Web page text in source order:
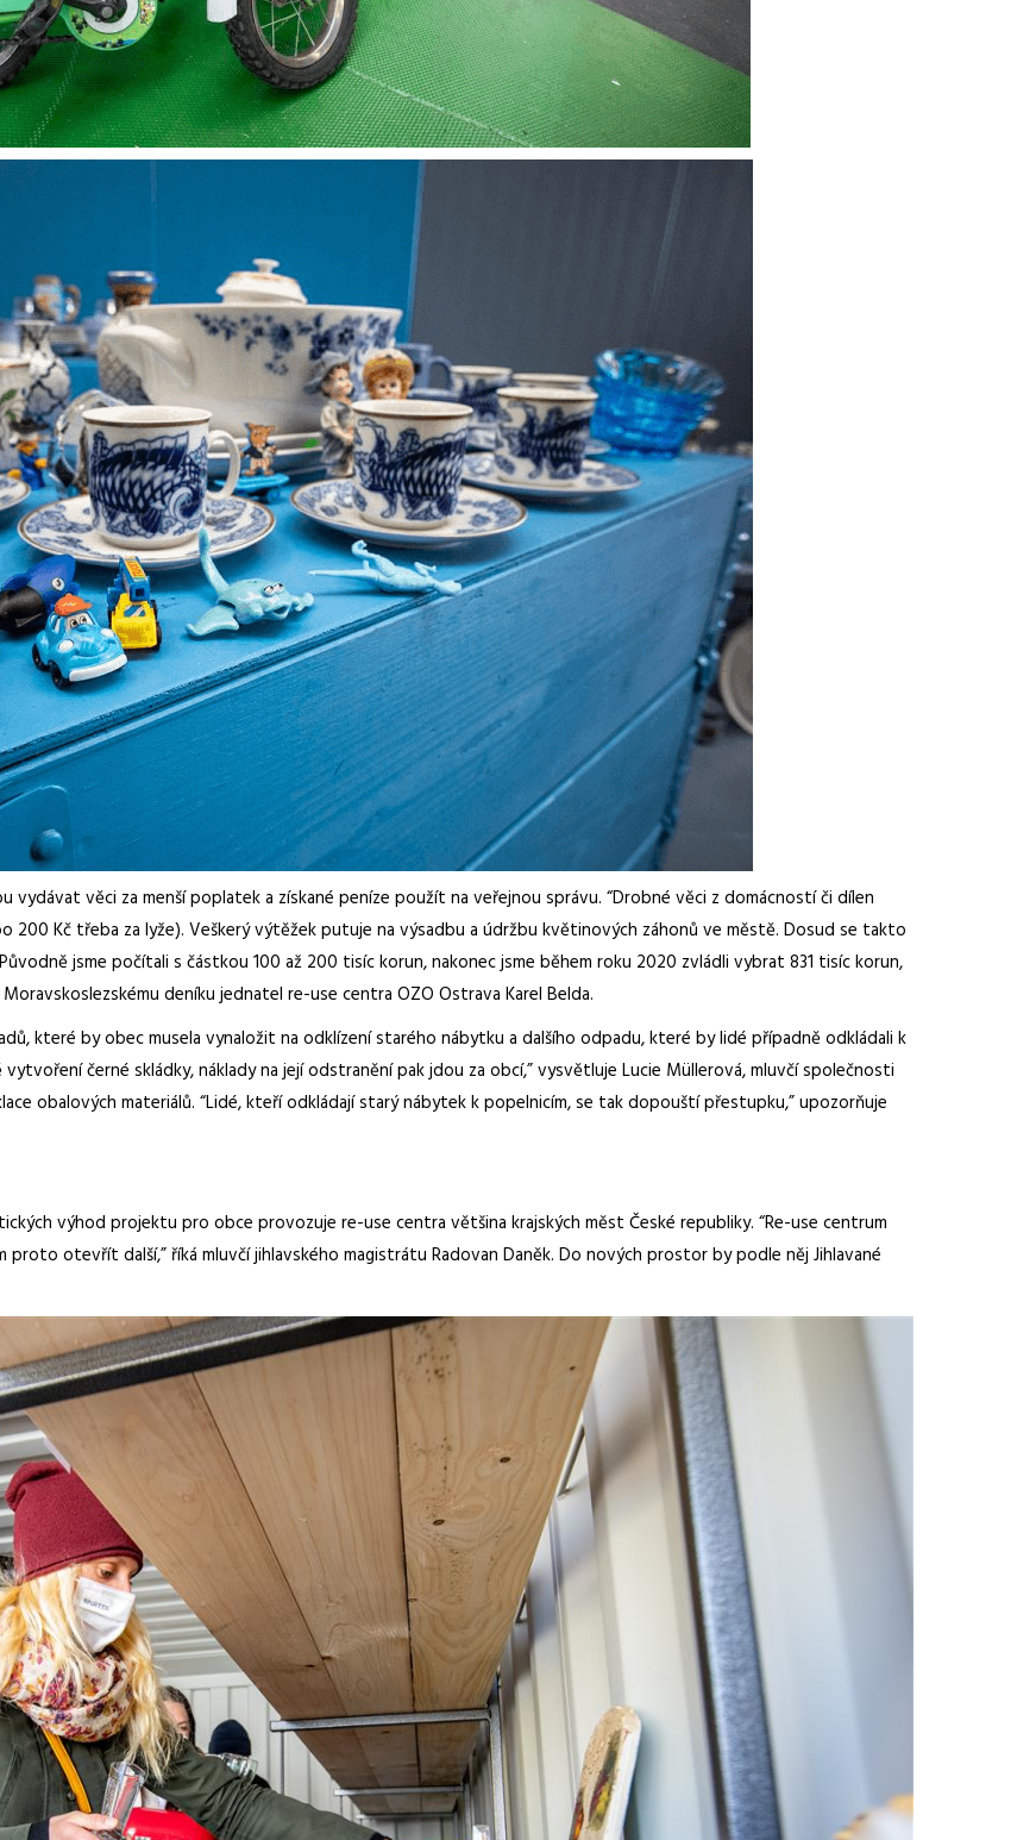
věci za menší poplatek a získané peníze použít na veřejnou správu. “Drobné věci z domácností či dílen
200 Kč třeba za lyže). Veškerý výtěžek putuje na výsadbu a údržbu květinových záhonů ve městě. Dosud se takto
jsme počítali s částkou 100 až 200 tisíc korun, nakonec jsme během roku 2020 zvládli vybrat 831 tisíc korun,
deníku jednatel re-use centra OZO Ostrava Karel Belda.
které by obec musela vynaložit na odklízení starého nábytku a dalšího odpadu, které by lidé případně odkládali k
černé skládky, náklady na její odstranění pak jdou za obcí,” vysvětluje Lucie Müllerová, mluvčí společnosti
obalových materiálů. “Lidé, kteří odkládají starý nábytek k popelnicím, se tak dopouští přestupku,” upozorňuje
výhod projektu pro obce provozuje re-use centra většina krajských měst České republiky. “Re-use centrum
proto otevřít další,” říká mluvčí jihlavského magistrátu Radovan Daněk. Do nových prostor by podle něj Jihlavané